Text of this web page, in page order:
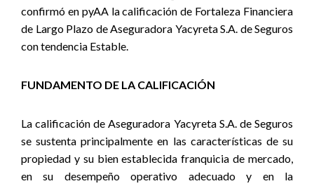
confirmó en pyAA la calificación de Fortaleza Financiera
de Largo Plazo de Aseguradora Yacyreta S.A. de Seguros
con tendencia Estable.
FUNDAMENTO DE LA CALIFICACIÓN
La calificación de Aseguradora Yacyreta S.A. de Seguros
se sustenta principalmente en las características de su
propiedad y su bien establecida franquicia de mercado,
en su desempeño operativo adecuado y en la